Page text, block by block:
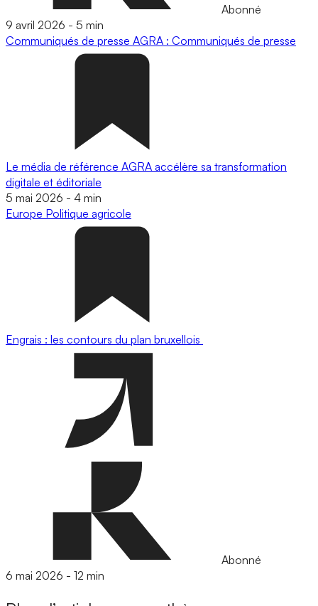
Abonné
9 avril 2026 - 5 min
Communiqués de presse AGRA : Communiqués de presse
Le média de référence AGRA accélère sa transformation
digitale et éditoriale
5 mai 2026 - 4 min
Europe Politique agricole
Engrais : les contours du plan bruxellois
Abonné
6 mai 2026 - 12 min